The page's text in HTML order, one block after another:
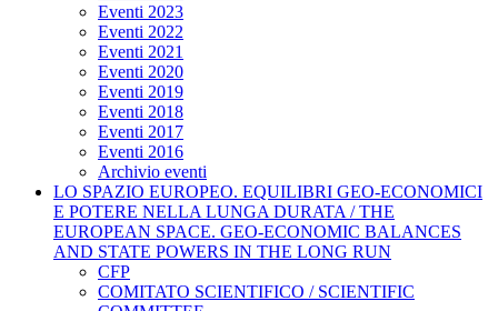
Eventi 2023
Eventi 2022
Eventi 2021
Eventi 2020
Eventi 2019
Eventi 2018
Eventi 2017
Eventi 2016
Archivio eventi
LO SPAZIO EUROPEO. EQUILIBRI GEO-ECONOMICI
E POTERE NELLA LUNGA DURATA / THE
EUROPEAN SPACE. GEO-ECONOMIC BALANCES
AND STATE POWERS IN THE LONG RUN
CFP
COMITATO SCIENTIFICO / SCIENTIFIC